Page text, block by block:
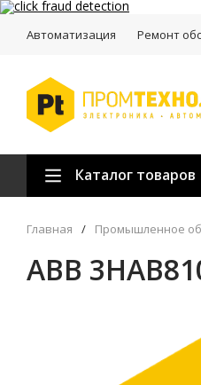
Автоматизация Ремонт
Каталог товаров
Главная / Промышленное
ABB